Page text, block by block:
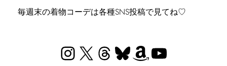
毎週末の着物コーデは各種SNS投稿で見てね♡
Instagram X Threads Bluesky Amazon YouTube